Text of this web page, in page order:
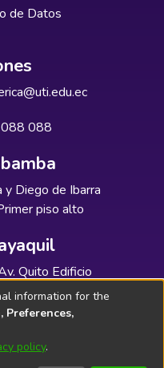
de Datos
088
y Diego de Ibarra
piso alto
Quito Edificio
baja
information for the
Preferences,
policy.